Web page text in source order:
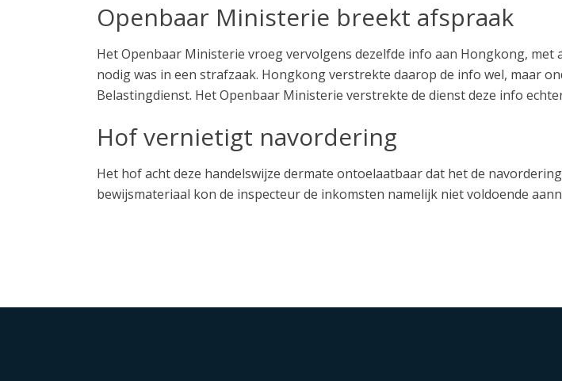
Openbaar Ministerie breekt afspraak
Het Openbaar Ministerie vroeg vervolgens dezelfde info aan Hongkong, met
nodig was in een strafzaak. Hongkong verstrekte daarop de info wel, maar
Belastingdienst. Het Openbaar Ministerie verstrekte de dienst deze info
Hof vernietigt navordering
Het hof acht deze handelswijze dermate ontoelaatbaar dat het de
bewijsmateriaal kon de inspecteur de inkomsten namelijk niet voldoende